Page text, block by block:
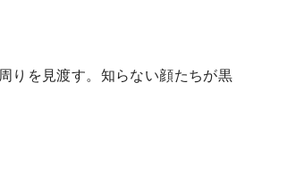
りを見渡す。知らない顔たちが黒